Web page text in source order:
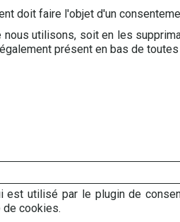
doit faire l'objet d'un
utilisons, soit en les
présent en bas de
utilisé par le plugin de
cookies.